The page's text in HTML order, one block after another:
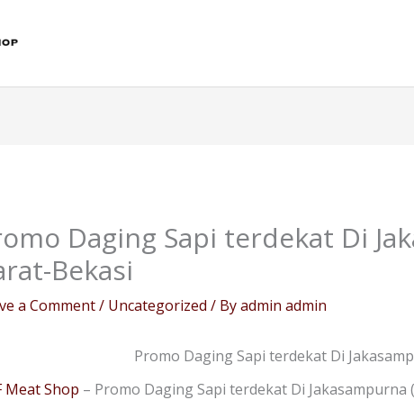
Daging Sapi terdekat Di
Bekasi
a Comment/ Uncategorized / Byadmin admin
Promo Daging Sapi terdekat Di
Meat Shop – Promo Daging Sapi terdekat Di